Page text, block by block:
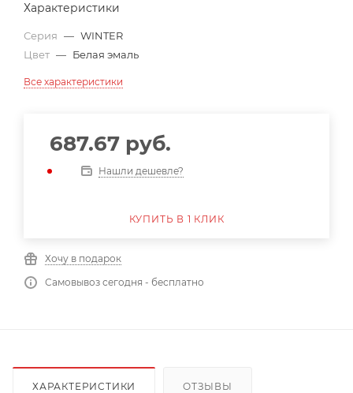
Характеристики
Серия — WINTER
Цвет — Белая эмаль
Все характеристики
687.67 руб.
Нашли дешевле?
КУПИТЬ В 1 КЛИК
Хочу в подарок
Самовывоз сегодня - бесплатно
ХАРАКТЕРИСТИКИ ОТЗЫВЫ